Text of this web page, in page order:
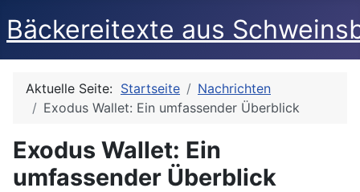
Bäckereitexte aus
Aktuelle Seite: Startseite
Nachrichten
Exodus Wallet: Ein umfassender Überblick
Exodus Wallet: Ein
umfassender Überblick